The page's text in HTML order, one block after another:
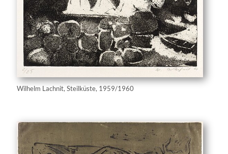
Wilhelm Lachnit, Steilküste, 1959/1960